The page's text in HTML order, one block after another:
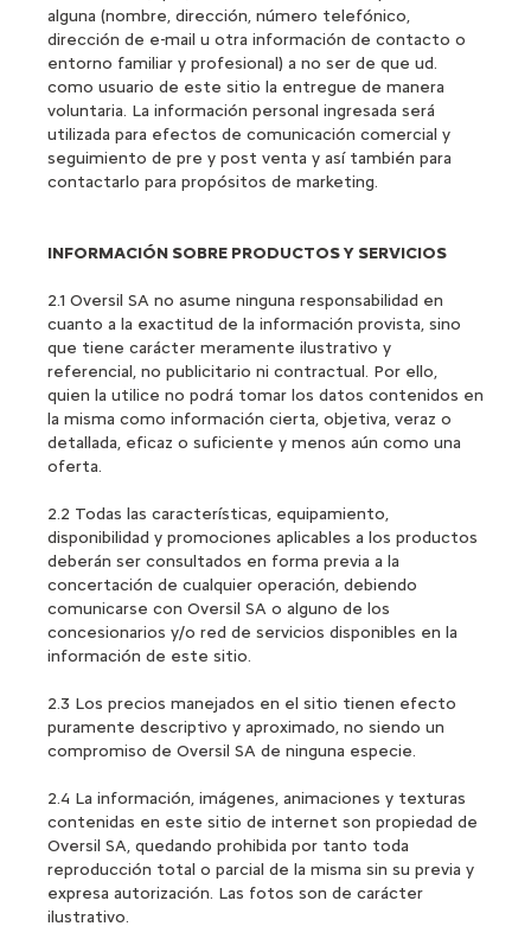
alguna (nombre, dirección, número telefónico,
dirección de e-mail u otra información de contacto o
entorno familiar y profesional) a no ser de que ud.
como usuario de este sitio la entregue de manera
voluntaria. La información personal ingresada será
utilizada para efectos de comunicación comercial y
seguimiento de pre y post venta y así también para
contactarlo para propósitos de marketing.
INFORMACIÓN SOBRE PRODUCTOS Y SERVICIOS
2.1 Oversil SA no asume ninguna responsabilidad en
cuanto a la exactitud de la información provista, sino
que tiene carácter meramente ilustrativo y
referencial, no publicitario ni contractual. Por ello,
quien la utilice no podrá tomar los datos contenidos en
la misma como información cierta, objetiva, veraz o
detallada, eficaz o suficiente y menos aún como una
oferta.
2.2 Todas las características, equipamiento,
disponibilidad y promociones aplicables a los productos
deberán ser consultados en forma previa a la
concertación de cualquier operación, debiendo
comunicarse con Oversil SA o alguno de los
concesionarios y/o red de servicios disponibles en la
información de este sitio.
2.3 Los precios manejados en el sitio tienen efecto
puramente descriptivo y aproximado, no siendo un
compromiso de Oversil SA de ninguna especie.
2.4 La información, imágenes, animaciones y texturas
contenidas en este sitio de internet son propiedad de
Oversil SA, quedando prohibida por tanto toda
reproducción total o parcial de la misma sin su previa y
expresa autorización. Las fotos son de carácter
ilustrativo.